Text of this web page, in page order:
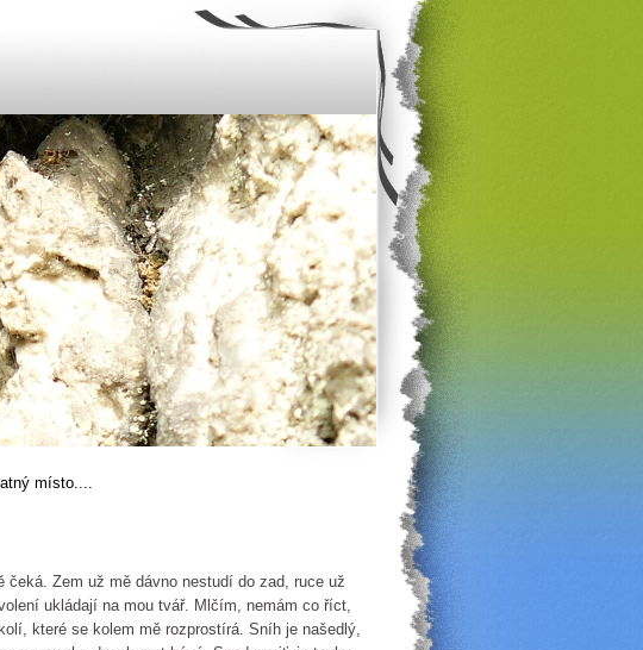
místo....
Zem už mě dávno nestudí do zad, ruce už
ukládají na mou tvář. Mlčím, nemám co říct,
které se kolem mě rozprostírá. Sníh je našedlý,